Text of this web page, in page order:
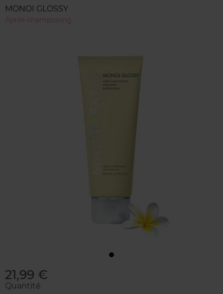
MONOI GLOSSY
Après-shampooing
21,99 €
Quantité